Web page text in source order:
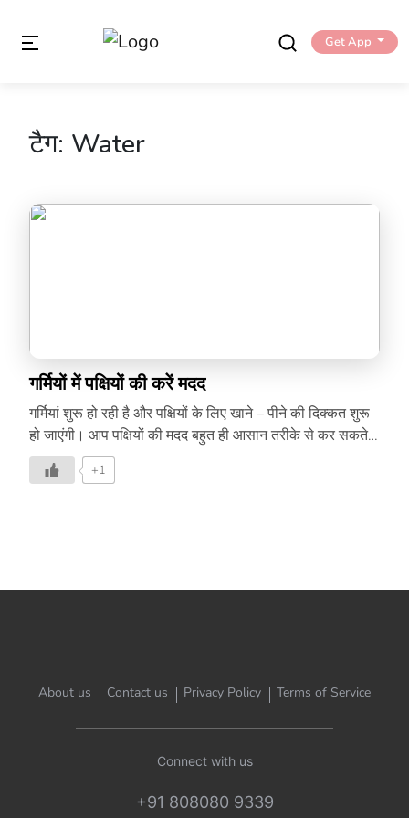
Get App
टैग: Water
गर्मियों में पक्षियों की करें मदद
गर्मियां शुरू हो रही है और पक्षियों के लिए खाने – पीने की दिक्कत शुरू
हो जाएंगी। आप पक्षियों की मदद बहुत ही आसान तरीके से कर सकते
हैं। जानिए इस वीडियो में –
+1
About us Contact us Privacy Policy Terms of Service
Connect with us
+91 808080 9339